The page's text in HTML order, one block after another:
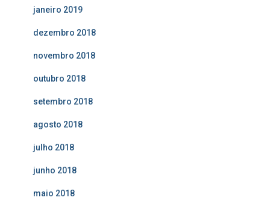
janeiro 2019
dezembro 2018
novembro 2018
outubro 2018
setembro 2018
agosto 2018
julho 2018
junho 2018
maio 2018